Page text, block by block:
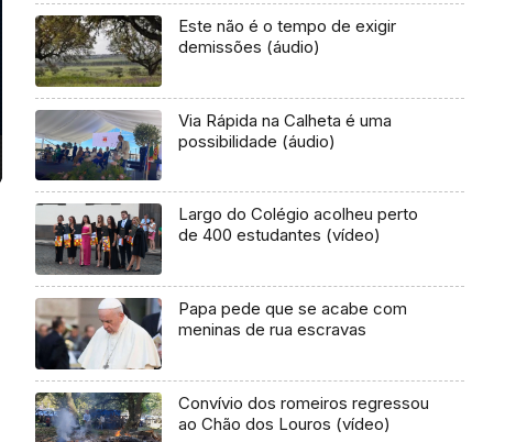
Este não é o tempo de exigir
demissões (áudio)
Via Rápida na Calheta é uma
possibilidade (áudio)
Largo do Colégio acolheu perto
de 400 estudantes (vídeo)
Papa pede que se acabe com
meninas de rua escravas
Convívio dos romeiros regressou
ao Chão dos Louros (vídeo)